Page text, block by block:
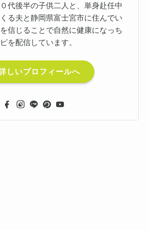
代後半の子供二人と、単身赴任中
る夫と静岡県富士宮市に住んでい
信じることで自然に健康になっち
を配信しています。
しいプロフィールへ